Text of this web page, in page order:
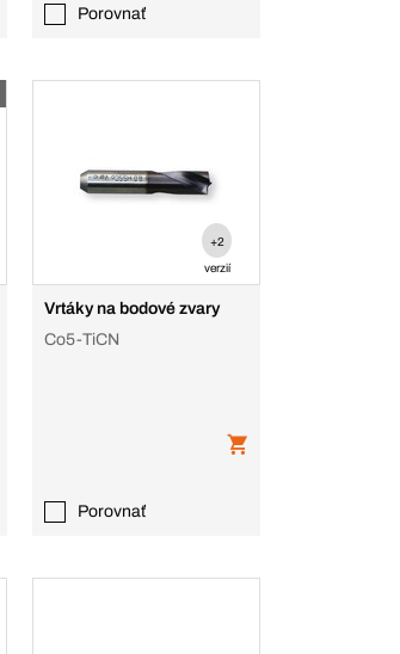
Porovnať
+2
verzií
Vrtáky na bodové zvary
Co5-TiCN
Porovnať